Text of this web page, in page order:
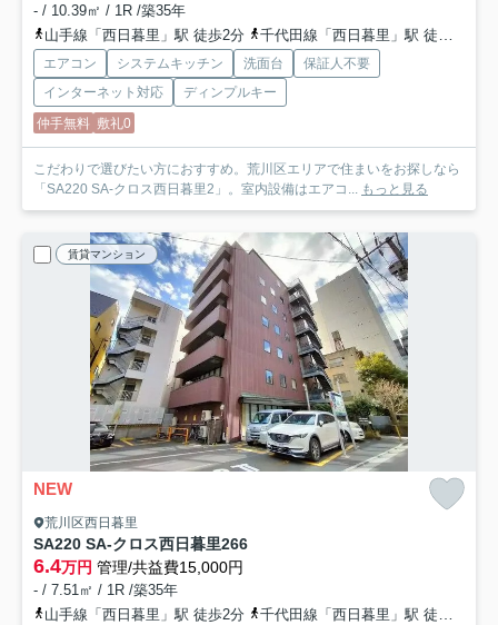
- / 10.39㎡ / 1R /築35年
山手線「西日暮里」駅 徒歩2分
千代田線「西日暮里」駅 徒歩2分
エアコン システムキッチン 洗面台
保証人不要
インターネット対応
ディンプルキー
仲手無料 敷礼0
こだわりで選びたい方におすすめ。荒川区エリアで住まいをお探しなら
「SA220 SA-クロス西日暮里2」。室内設備はエアコ... もっと見る
賃貸マンション
NEW
荒川区西日暮里
SA220 SA-クロス西日暮里266
6.4万円 管理/共益費15,000円
- / 7.51㎡ / 1R /築35年
山手線「西日暮里」駅 徒歩2分
千代田線「西日暮里」駅 徒歩2分